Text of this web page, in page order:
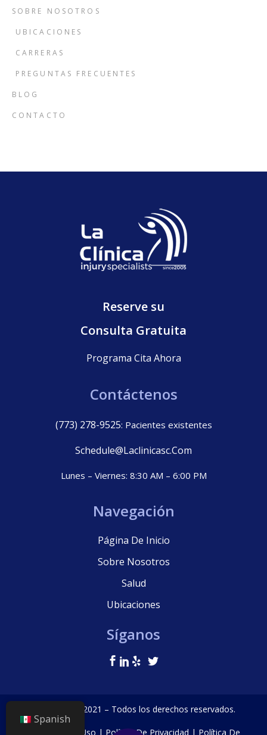
SOBRE NOSOTROS
UBICACIONES
CARRERAS
PREGUNTAS FRECUENTES
BLOG
CONTACTO
Reserve su
Consulta Gratuita
Programa Cita Ahora
Contáctenos
(773) 278-9525: Pacientes existentes
Schedule@laclinicasc.com
Lunes – Viernes: 8:30 AM – 6:00 PM
Navegación
Página De Inicio
Sobre Nosotros
Salud
Ubicaciones
Síganos
© La Clínica, 2021 – Todos los derechos reservados.
Términos De Uso | Política De Privacidad | Política De
Spanish